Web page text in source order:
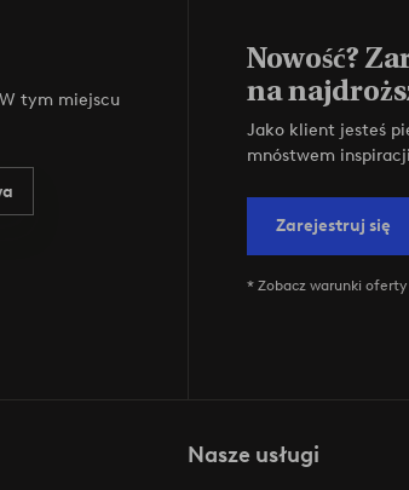
tym miejscu
Nowość?
na
Jako klient jesteś
mnóstwem
Zarejestruj się
* Zobacz warunki
Nasze usługi